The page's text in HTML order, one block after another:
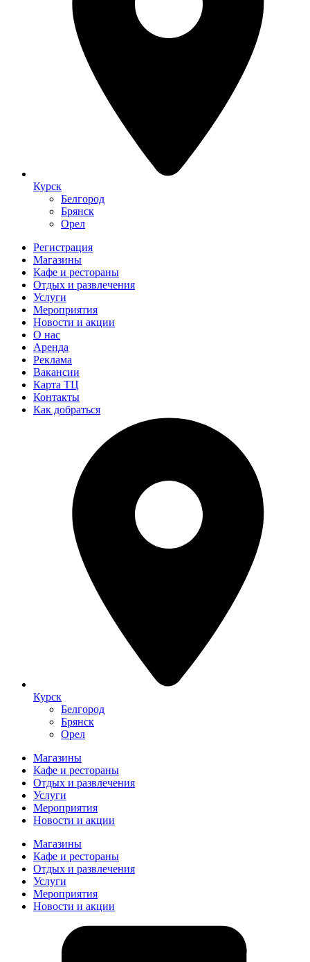
Курск
Белгород
Брянск
Орел
Регистрация
Магазины
Кафе и рестораны
Отдых и развлечения
Услуги
Мероприятия
Новости и акции
О нас
Аренда
Реклама
Вакансии
Карта ТЦ
Контакты
Как добраться
Курск
Белгород
Брянск
Орел
Магазины
Кафе и рестораны
Отдых и развлечения
Услуги
Мероприятия
Новости и акции
Магазины
Кафе и рестораны
Отдых и развлечения
Услуги
Мероприятия
Новости и акции